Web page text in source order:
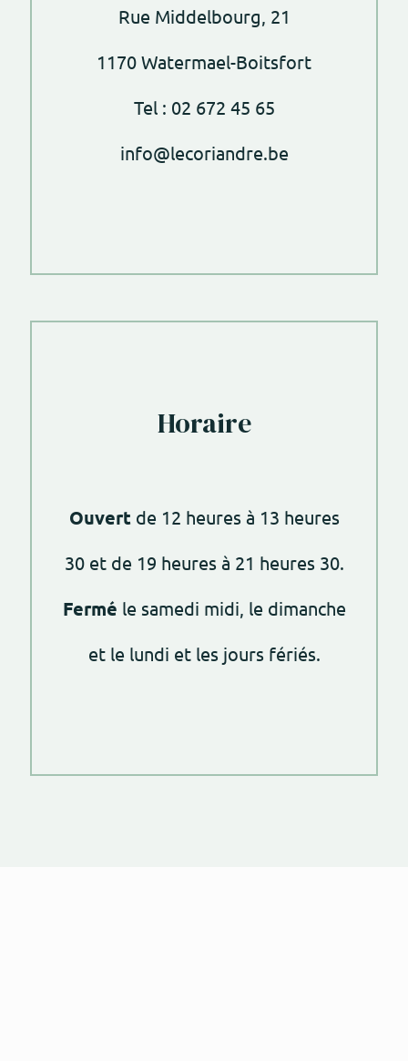
Rue Middelbourg, 21
1170 Watermael-Boitsfort
Tel : 02 672 45 65
info@lecoriandre.be
Horaire
Ouvert de 12 heures à 13 heures
30 et de 19 heures à 21 heures 30.
Fermé le samedi midi, le dimanche
et le lundi et les jours fériés.